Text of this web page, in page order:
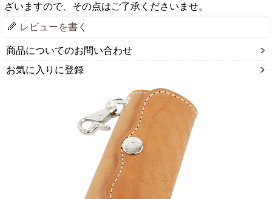
ざいますので、その点はご了承くださいませ。
レビューを書く
商品についてのお問い合わせ
お気に入りに登録